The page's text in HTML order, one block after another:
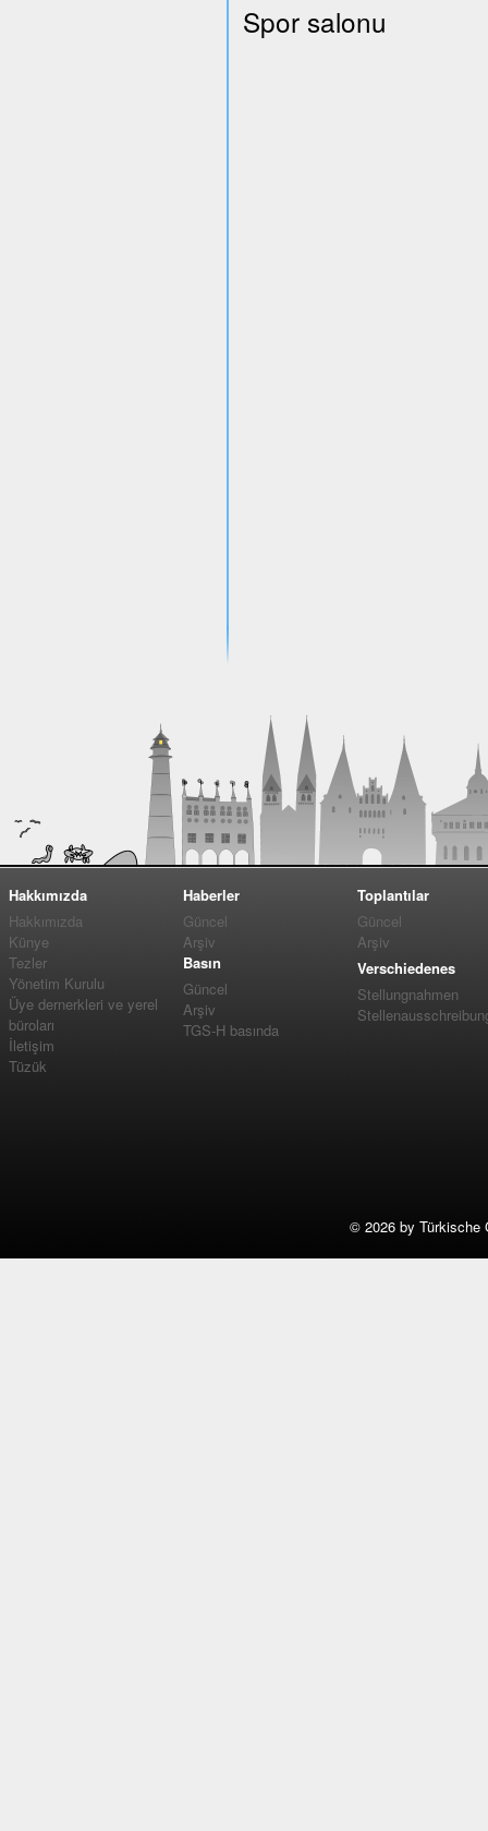
Spor salonu
Hakkımızda
Hakkımızda
Künye
Tezler
Yönetim Kurulu
Üye dernerkleri ve yerel
büroları
İletişim
Tüzük
Haberler
Güncel
Arşiv
Basın
Güncel
Arşiv
TGS-H basında
Toplantılar
Güncel
Arşiv
Verschiedenes
Stellungnahmen
© 2026 by Türkische